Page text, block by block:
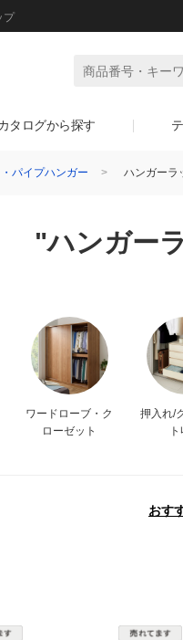
プ
タログから探す
パイプハンガー ハンガーラ
"ハンガー
ワードローブ・ク
ローゼット
押入れ/
おす